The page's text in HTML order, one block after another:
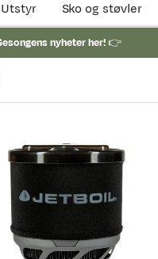
Utstyr Sko og støvler
nyheter her!👉